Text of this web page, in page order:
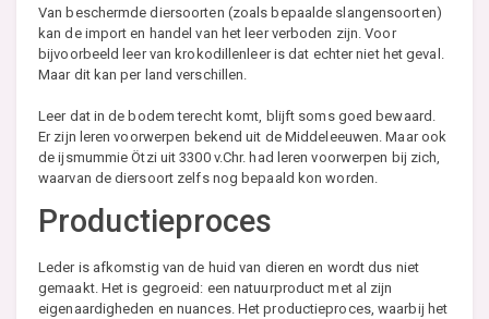
Van beschermde diersoorten (zoals bepaalde slangensoorten)
kan de import en handel van het leer verboden zijn. Voor
bijvoorbeeld leer van krokodillenleer is dat echter niet het geval.
Maar dit kan per land verschillen.
Leer dat in de bodem terecht komt, blijft soms goed bewaard.
Er zijn leren voorwerpen bekend uit de Middeleeuwen. Maar ook
de ijsmummie Ötzi uit 3300 v.Chr. had leren voorwerpen bij zich,
waarvan de diersoort zelfs nog bepaald kon worden.
Productieproces
Leder is afkomstig van de huid van dieren en wordt dus niet
gemaakt. Het is gegroeid: een natuurproduct met al zijn
eigenaardigheden en nuances. Het productieproces, waarbij het